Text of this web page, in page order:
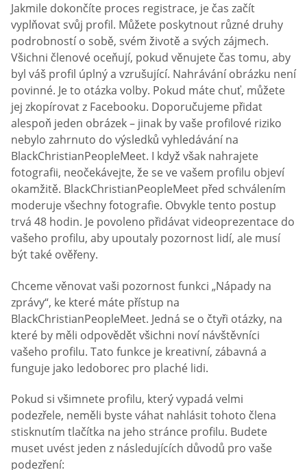
Jakmile dokončíte proces registrace, je čas začít
vyplňovat svůj profil. Můžete poskytnout různé druhy
podrobností o sobě, svém životě a svých zájmech.
Všichni členové oceňují, pokud věnujete čas tomu, aby
byl váš profil úplný a vzrušující. Nahrávání obrázku není
povinné. Je to otázka volby. Pokud máte chuť, můžete
jej zkopírovat z Facebooku. Doporučujeme přidat
alespoň jeden obrázek – jinak by vaše profilové riziko
nebylo zahrnuto do výsledků vyhledávání na
BlackChristianPeopleMeet. I když však nahrajete
fotografii, neočekávejte, že se ve vašem profilu objeví
okamžitě. BlackChristianPeopleMeet před schválením
moderuje všechny fotografie. Obvykle tento postup
trvá 48 hodin. Je povoleno přidávat videoprezentace do
vašeho profilu, aby upoutaly pozornost lidí, ale musí
být také ověřeny.
Chceme věnovat vaši pozornost funkci „Nápady na
zprávy“, ke které máte přístup na
BlackChristianPeopleMeet. Jedná se o čtyři otázky, na
které by měli odpovědět všichni noví návštěvníci
vašeho profilu. Tato funkce je kreativní, zábavná a
funguje jako ledoborec pro plaché lidi.
Pokud si všimnete profilu, který vypadá velmi
podezřele, neměli byste váhat nahlásit tohoto člena
stisknutím tlačítka na jeho stránce profilu. Budete
muset uvést jeden z následujících důvodů pro vaše
podezření: